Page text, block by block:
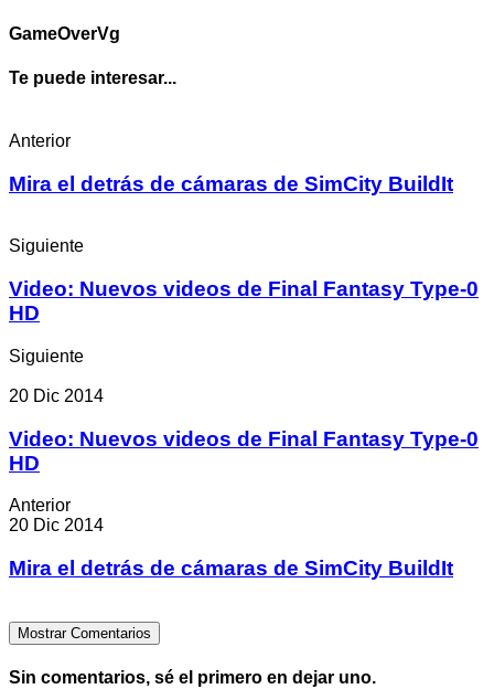
GameOverVg
Te puede interesar...
Anterior
Mira el detrás de cámaras de SimCity BuildIt
Siguiente
Video: Nuevos videos de Final Fantasy Type-0
HD
Siguiente
20 Dic 2014
Video: Nuevos videos de Final Fantasy Type-0
HD
Anterior
20 Dic 2014
Mira el detrás de cámaras de SimCity BuildIt
Mostrar Comentarios
Sin comentarios, sé el primero en dejar uno.